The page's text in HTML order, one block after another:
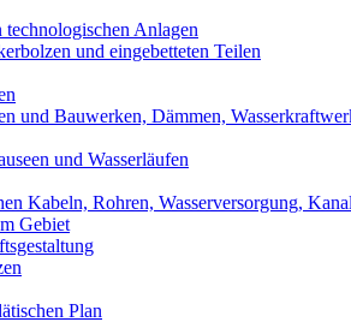
Anlagen
und eingebetteten Teilen
und Bauwerken, Dämmen,
und Wasserläufen
Kabeln, Rohren, Wasserversorgung,
Gebiet
Plan